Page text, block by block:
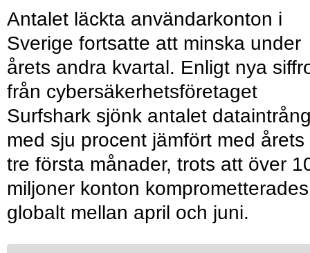
Antalet läckta användarkonton i
Sverige fortsatte att minska under
årets andra kvartal. Enligt nya
från cybersäkerhetsföretaget
Surfshark sjönk antalet
med sju procent jämfört med årets
tre första månader, trots att över
miljoner konton komprometterades
globalt mellan april och juni.